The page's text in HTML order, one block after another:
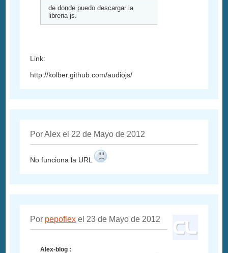
de donde puedo descargar la
libreria js.
Link:
http://kolber.github.com/audiojs/
Por Alex el 22 de Mayo de 2012
No funciona la URL
Por pepoflex el 23 de Mayo de 2012
Alex-blog :